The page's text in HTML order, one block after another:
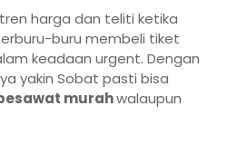
harga dan teliti ketika
buru membeli tiket
keadaan urgent. Dengan
yakin Sobat pasti bisa
murahwalaupun